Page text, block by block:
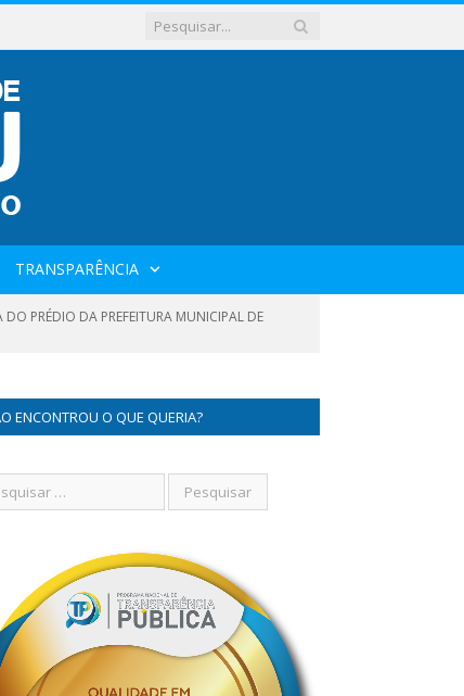
TRANSPARÊNCIA
PRÉDIO DA PREFEITURA MUNICIPAL DE
ENCONTROU O QUE QUERIA?